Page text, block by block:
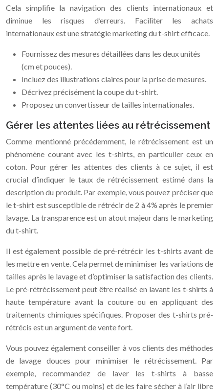
Cela simplifie la navigation des clients internationaux et
diminue les risques d’erreurs. Faciliter les achats
internationaux est une stratégie marketing du t-shirt efficace.
Fournissez des mesures détaillées dans les deux unités
(cm et pouces).
Incluez des illustrations claires pour la prise de mesures.
Décrivez précisément la coupe du t-shirt.
Proposez un convertisseur de tailles internationales.
Gérer les attentes liées au rétrécissement
Comme mentionné précédemment, le rétrécissement est un
phénomène courant avec les t-shirts, en particulier ceux en
coton. Pour gérer les attentes des clients à ce sujet, il est
crucial d’indiquer le taux de rétrécissement estimé dans la
description du produit. Par exemple, vous pouvez préciser que
le t-shirt est susceptible de rétrécir de 2 à 4% après le premier
lavage. La transparence est un atout majeur dans le marketing
du t-shirt.
Il est également possible de pré-rétrécir les t-shirts avant de
les mettre en vente. Cela permet de minimiser les variations de
tailles après le lavage et d’optimiser la satisfaction des clients.
Le pré-rétrécissement peut être réalisé en lavant les t-shirts à
haute température avant la couture ou en appliquant des
traitements chimiques spécifiques. Proposer des t-shirts pré-
rétrécis est un argument de vente fort.
Vous pouvez également conseiller à vos clients des méthodes
de lavage douces pour minimiser le rétrécissement. Par
exemple, recommandez de laver les t-shirts à basse
température (30°C ou moins) et de les faire sécher à l’air libre